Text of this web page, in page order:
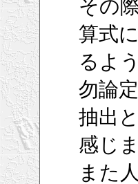
その
算式
るよ
勿論
抽出
感じ
また